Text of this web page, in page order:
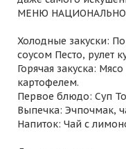
МЕНЮ
Холодные закуски:
соусом Песто, рулет
Горячая закуска:
картофелем.
Первое блюдо: Суп
Выпечка: Эчпочмак,
Напиток: Чай с